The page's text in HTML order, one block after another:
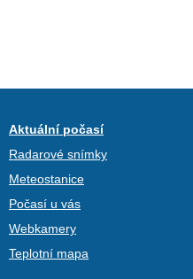
Aktuální počasí
Radarové snímky
Meteostanice
Počasí u vás
Webkamery
Teplotní mapa